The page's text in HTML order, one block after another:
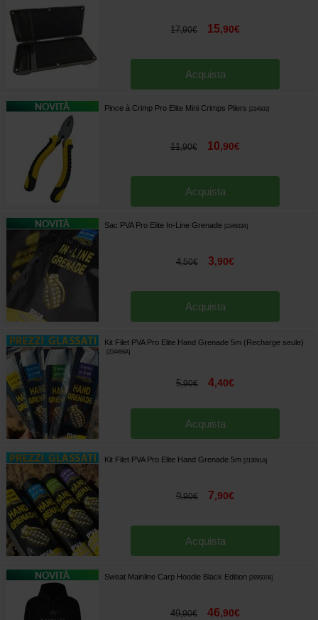
17,90€ 15,90€
Acquista
Pince à Crimp Pro Elite Mini Crimps Pliers 234502]
11,90€ 10,90€
Acquista
Sac PVA Pro Elite In-Line Grenade 234503A]
4,50€ 3,90€
Acquista
Kit Filet PVA Pro Elite Hand Grenade 5m (Recharge seule)
234496A]
5,90€ 4,40€
Acquista
Kit Filet PVA Pro Elite Hand Grenade 5m 213091A]
9,90€ 7,90€
Acquista
Sweat Mainline Carp Hoodie Black Edition 269507A]
49,90€ 46,90€